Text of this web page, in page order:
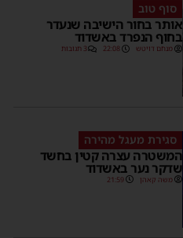
סוף טוב
אותר בחור הישיבה שנעדר
בחוף הנפרד באשדוד
מנחם דויטש 22:08 3 תגובות
סגירת מעגל מהירה
המשטרה עצרה קטין בחשד
שדקר נער באשדוד
משה קאהן 21:59